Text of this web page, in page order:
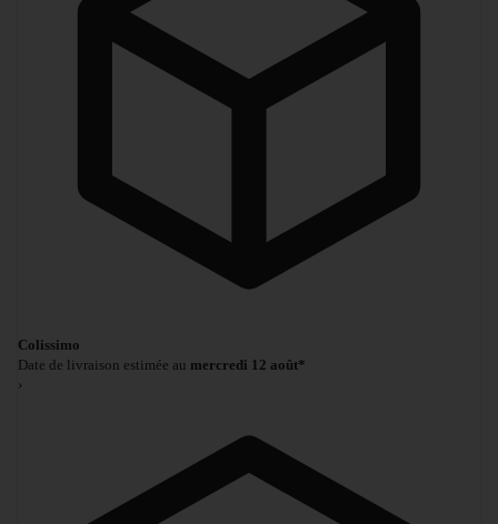
Colissimo
Date de livraison estimée au mercredi 12 août*
›